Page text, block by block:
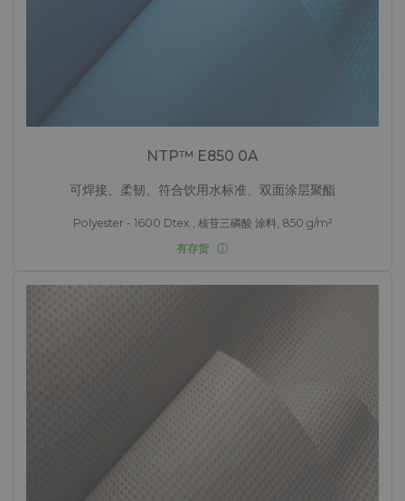
NTP™ E850 0A
可焊接、柔韧、符合饮用水标准、双面涂层聚酯
Polyester - 1600 Dtex , 核苷三磷酸 涂料, 850 g/m²
有存货